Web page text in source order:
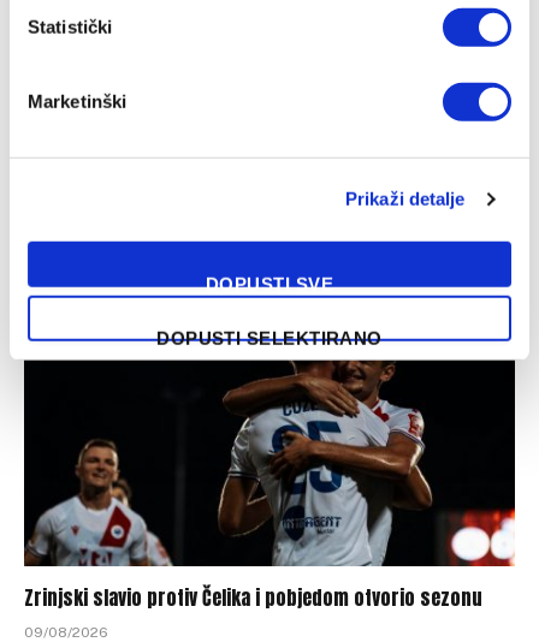
Statistički
Marketinški
Prikaži detalje
DOPUSTI SVE
DOPUSTI SELEKTIRANO
WWin liga BiH (1. kolo): Zrinjski – Čelik 2:1
10/08/2026
Zrinjski slavio protiv Čelika i pobjedom otvorio sezonu
09/08/2026